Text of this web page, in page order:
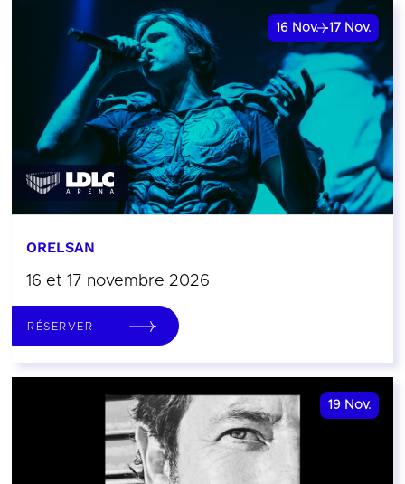
16 Nov. 17 Nov.
ORELSAN
16 et 17 novembre 2026
RÉSERVER
19 Nov.